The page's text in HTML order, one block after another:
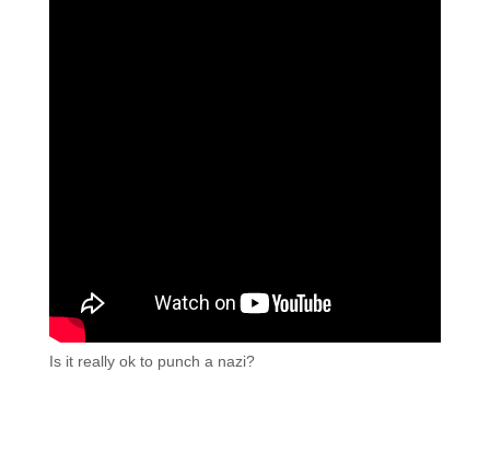
Is it really ok to punch a nazi?